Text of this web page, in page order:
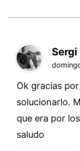
Sergi
Ok gracias
solucionarlo.
que era por
saludo